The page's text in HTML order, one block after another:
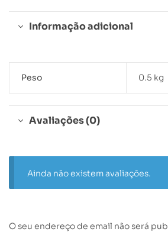
Informação adicional
Peso 0.5 kg
Avaliações (0)
Ainda não existem avaliações.
O seu endereço de email não será